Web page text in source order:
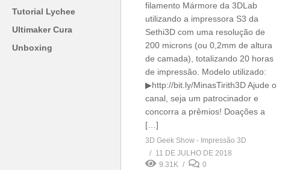
Tutorial Lychee
Ultimaker Cura
Unboxing
filamento Mármore da 3DLab
utilizando a impressora S3 da
Sethi3D com uma resolução de
200 microns (ou 0,2mm de altura
de camada), totalizando 20 horas
de impressão. Modelo utilizado:
▶http://bit.ly/MinasTirith3D Ajude o
canal, seja um patrocinador e
concorra a prêmios! Doações a
[…]
3D Geek Show - Impressão 3D
11 DE JULHO DE 2018
9.31K
0